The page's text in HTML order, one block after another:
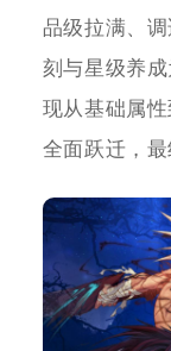
品级拉满、
刻与星级养
现从基础属
全面跃迁，最